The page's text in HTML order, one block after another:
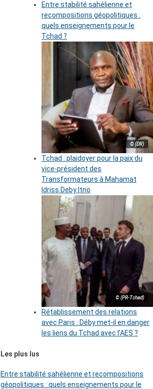
Entre stabilité sahélienne et
recompositions géopolitiques :
quels enseignements pour le
Tchad ?
© (DR)
Tchad : plaidoyer pour la paix du
vice-président des
Transformateurs à Mahamat
Idriss Deby Itno
© (PR-Tchad)
Rétablissement des relations
avec Paris : Déby met-il en danger
les liens du Tchad avec l’AES ?
Les plus lus
Entre stabilité sahélienne et recompositions
géopolitiques : quels enseignements pour le